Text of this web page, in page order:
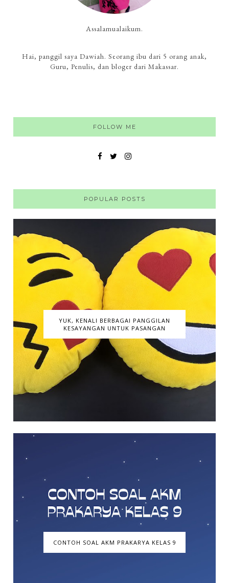
Assalamualaikum.
Hai, panggil saya Dawiah. Seorang ibu dari 5 orang anak,
Guru, Penulis, dan bloger dari Makassar.
FOLLOW ME
POPULAR POSTS
YUK, KENALI BERBAGAI PANGGILAN
KESAYANGAN UNTUK PASANGAN
CONTOH SOAL AKM PRAKARYA KELAS 9